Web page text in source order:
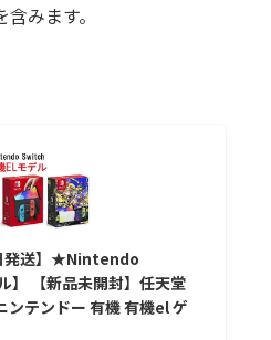
みます。
発送】★Nintendo
】 【新品未開封】任天堂
ンテンドー 有機 有機el ゲ